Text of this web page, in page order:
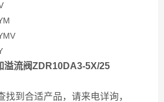
溢流阀ZDR10DA3-5X/25
找到合适产品，请来电详询，